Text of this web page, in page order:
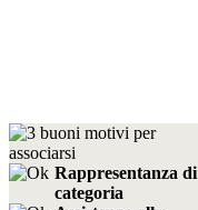
Rappresentanza di
categoria